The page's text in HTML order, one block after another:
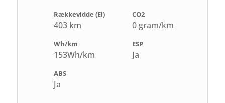
Rækkevidde (El)
403 km
CO2
0 gram/km
Wh/km
153Wh/km
ESP
Ja
ABS
Ja